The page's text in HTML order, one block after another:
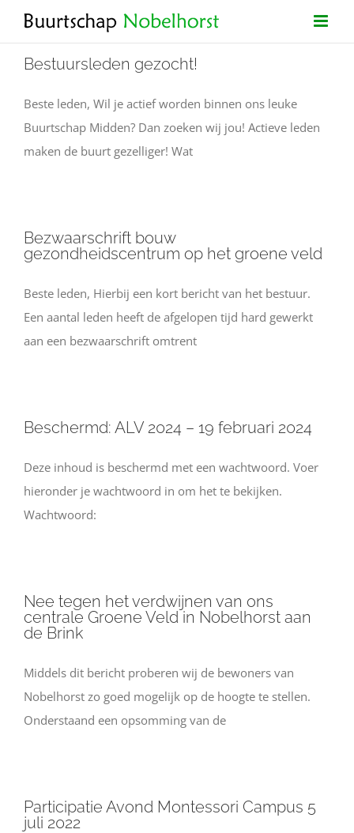
inhoudBestuursleden gezocht!
Beste leden, Wil je actief worden binnen ons leuke
Buurtschap Midden? Dan zoeken wij jou! Actieve leden
maken de buurt gezelliger! Wat
Bezwaarschrift bouw
gezondheidscentrum op het groene veld
Beste leden, Hierbij een kort bericht van het bestuur.
Een aantal leden heeft de afgelopen tijd hard gewerkt
aan een bezwaarschrift omtrent
Beschermd: ALV 2024 – 19 februari 2024
Deze inhoud is beschermd met een wachtwoord. Voer
hieronder je wachtwoord in om het te bekijken.
Wachtwoord:
Nee tegen het verdwijnen van ons
centrale Groene Veld in Nobelhorst aan
de Brink
Middels dit bericht proberen wij de bewoners van
Nobelhorst zo goed mogelijk op de hoogte te stellen.
Onderstaand een opsomming van de
Participatie Avond Montessori Campus 5
juli 2022